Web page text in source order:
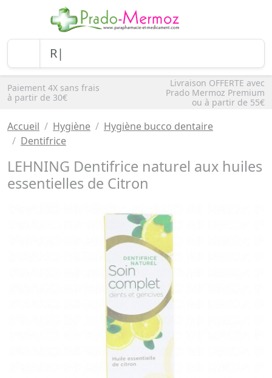
Paiement 4X sans frais
à partir de 30€
Livraison OFFERTE avec
Prado Mermoz Premium
ou à partir de 55€
Accueil Hygiène
Hygiène bucco dentaire
Dentifrice
LEHNING Dentifrice naturel aux huiles
essentielles de Citron